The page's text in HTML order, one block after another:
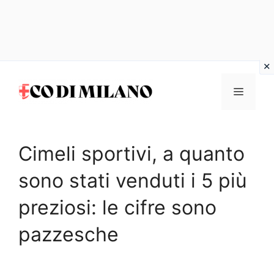
MENU
Cimeli sportivi, a quanto
sono stati venduti i 5 più
preziosi: le cifre sono
pazzesche